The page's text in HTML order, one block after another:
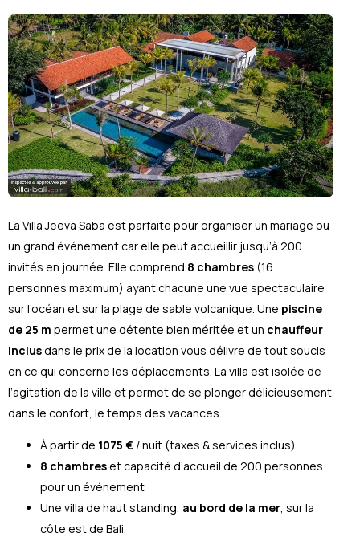
La Villa Jeeva Saba est parfaite pour organiser un mariage ou
un grand événement car elle peut accueillir jusqu’à 200
invités en journée. Elle comprend 8 chambres (16
personnes maximum) ayant chacune une vue spectaculaire
sur l’océan et sur la plage de sable volcanique. Une piscine
de 25 m permet une détente bien méritée et un chauffeur
inclusdans le prix de la location vous délivre de tout soucis
en ce qui concerne les déplacements. La villa est isolée de
l’agitation de la ville et permet de se plonger délicieusement
dans le confort, le temps des vacances.
À partir de 1075 € / nuit (taxes & services inclus)
8 chambreset capacité d’accueil de 200 personnes
pour un événement
Une villa de haut standing, au bord de la mer , sur la
côte est de Bali.